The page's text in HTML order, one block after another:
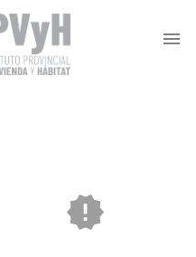
menu
new_releases